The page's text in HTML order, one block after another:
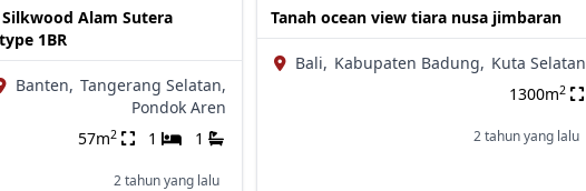
Alam Sutera
1BR
Banten, Tangerang Selatan,
Pondok Aren
57m2 1 1
2 tahun yang lalu
Tanah ocean view tiara nusa jimbaran
Bali, Kabupaten Badung, Kuta Selatan
1300m2
2 tahun yang lalu